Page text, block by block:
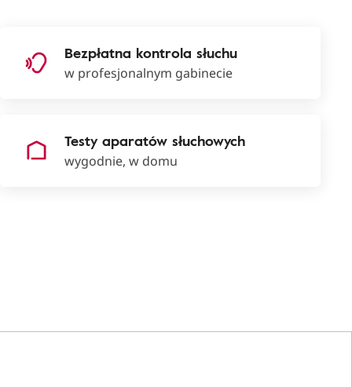
Bezpłatna kontrola słuchu
w profesjonalnym gabinecie
Testy aparatów słuchowych
wygodnie, w domu